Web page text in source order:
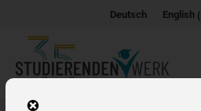
Deutsch English(